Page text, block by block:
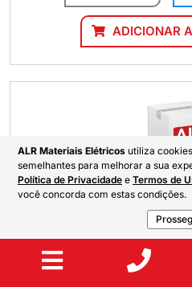
ALR Materiais Elétricos utiliza
semelhantes para melhorar a sua
Política de Privacidade e Termos de
você concorda com estas condições.
ADICIONAR
MODULO COMUNICACAO
+ DETALHES